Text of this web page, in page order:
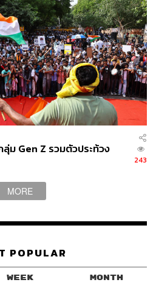
แบบไหน มากกว่าการพูดให้ตรง
บริโภคยุคนี้เลือกแบรนด์จาก
สิ่งที่แบรนด์ต้องแข่งขันจึงเป็น
อยู่ในบริบทชีวิตของผู้คนแต่ละวัย
STANDARD WEALTH
สะดวกหรือใช้งานอยู่แล้วได้เลย
Balance
Gen Z
จิต Soft Power
ลุ่ม Gen Z รวมตัวประท้วง
243
MORE
POPULAR
WEEK MONTH